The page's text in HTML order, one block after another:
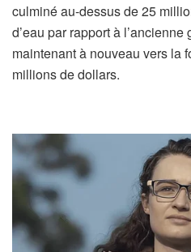
culminé au-dessus de 25
d’eau par rapport à
maintenant à nouveau vers la
millions de dollars.